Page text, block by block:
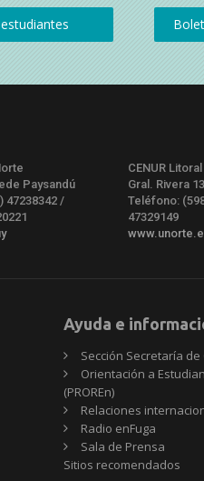
Paysandú
47238342 /
CENUR
Gral. Rivera
Teléfono:
47329149
Ayuda e
Sección Secretaría
Orientación a
(PROREn)
Relaciones
Radio enFuga
Sala de Prensa
Sitios
Sitios recomendados